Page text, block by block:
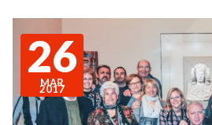
26
MAR
2017